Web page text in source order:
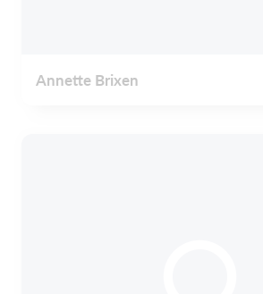
Annette Brixen